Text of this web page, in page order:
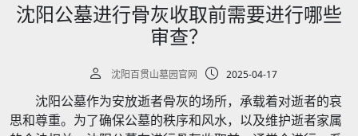
沈阳公墓进行骨灰收取前需要进行哪些
审查？
沈阳百贯山墓园官网 2025-04-17
沈阳公墓作为安放逝者骨灰的场所，承载着对逝者的哀
思和尊重。为了确保公墓的秩序和风水，以及维护逝者家属